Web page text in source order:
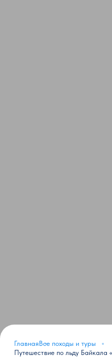
ГлавнаяВсе походы и туры
Путешествие по льду Байкала